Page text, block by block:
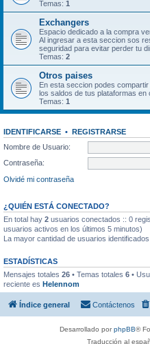
Temas: 1
Exchangers
Espacio dedicado a la compra
Al ingresar a esta seccion sos
seguridad para evitar perder tu
Temas: 2
Otros paises
En esta seccion podes
los saldos de tus plataformas en
Temas: 1
IDENTIFICARSE • REGISTRARSE
Nombre de Usuario:
Contraseña:
Olvidé mi contraseña
¿QUIÉN ESTÁ CONECTADO?
En total hay 2 usuarios conectados :: 0
usuarios activos en los últimos 5 minutos)
La mayor cantidad de usuarios
ESTADÍSTICAS
Mensajes totales 26 • Temas totales 6 •
reciente es Helennom
Índice general Contáctenos
Desarrollado porphpBB®
Traducción al